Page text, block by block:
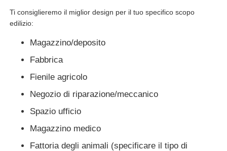
Ti consiglieremo il miglior design per il tuo specifico scopo
edilizio:
Magazzino/deposito
Fabbrica
Fienile agricolo
Negozio di riparazione/meccanico
Spazio ufficio
Magazzino medico
Fattoria degli animali (specificare il tipo di